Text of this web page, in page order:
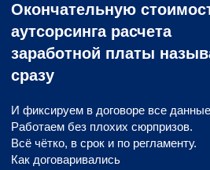
Окончательную
аутсорсинга расчета
заработной платы
сразу
И фиксируем в договоре все
Работаем без плохих сюрпризов.
Всё чётко, в срок и по регламенту.
Как договаривались